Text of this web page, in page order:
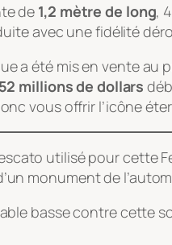
de 1,2 mètre de long,
avec une fidélité
a été mis en vente au
52 millions de dollars
vous offrir l’icône
utilisé pour cette
monument de
basse contre cette